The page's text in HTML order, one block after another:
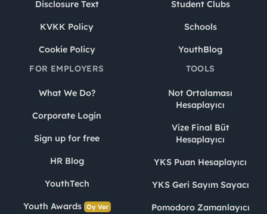
Disclosure Text
KVKK Policy
Cookie Policy
Student Clubs
Schools
YouthBlog
FOR EMPLOYERS
What We Do?
Corporate Login
Sign up for free
HR Blog
YouthTech
Youth Awards Oy Ver
TOOLS
Not Ortalaması
Hesaplayıcı
Vize Final Büt
Hesaplayıcı
YKS Puan Hesaplayıcı
YKS Geri Sayım Sayacı
Pomodoro Zamanlayıcı